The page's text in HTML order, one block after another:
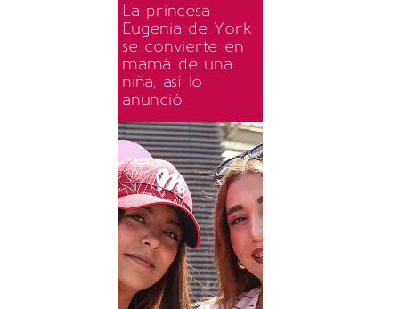
La princesa
Eugenia de York
se convierte en
mamá de una
niña, así lo
anunció